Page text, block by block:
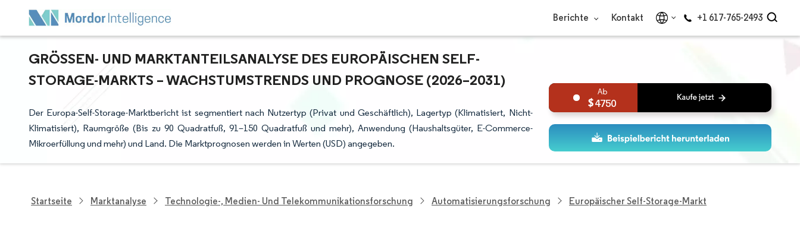
Berichte Kontakt +1 617-765-2493
GRÖSSEN- UND MARKTANTEILSANALYSE DES EUROPÄISCHEN SELF-S
TORAGE-MARKTS – WACHSTUMSTRENDS UND PROGNOSE (2026–2031)
Der Europa-Self-Storage-Marktbericht ist segmentiert nach Nutzertyp (Privat und Geschäftlich), Lagertyp (Klimatisiert, Nicht-
Klimatisiert), Raumgröße (Bis zu 90 Quadratfuß, 91–150 Quadratfuß und mehr), Anwendung (Haushaltsgüter, E-Commerce-
Mikroerfüllung und mehr) und Land. Die Marktprognosen werden in Werten (USD) angegeben.
4750
Startseite Marktanalyse Technologie-, Medien- Und Telekommunikationsforschung Automatisierungsforschung Europäischer Self-Storage-Markt